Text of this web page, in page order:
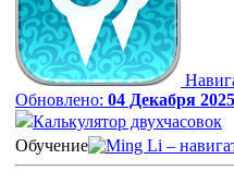
Обновлено: 04 Декабря 2025
Калькулятор двухчасовок
Обучение